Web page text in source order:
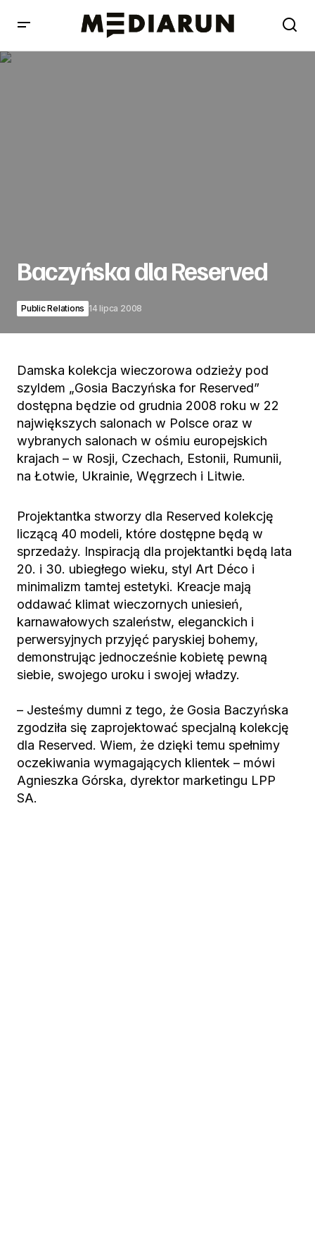
Baczyńska dla Reserved
Public Relations 14 lipca 2008
Damska kolekcja wieczorowa odzieży pod
szyldem „Gosia Baczyńska for Reserved”
dostępna będzie od grudnia 2008 roku w 22
największych salonach w Polsce oraz w
wybranych salonach w ośmiu europejskich
krajach – w Rosji, Czechach, Estonii, Rumunii,
na Łotwie, Ukrainie, Węgrzech i Litwie.
Projektantka stworzy dla Reserved kolekcję
liczącą 40 modeli, które dostępne będą w
sprzedaży. Inspiracją dla projektantki będą lata
20. i 30. ubiegłego wieku, styl Art Déco i
minimalizm tamtej estetyki. Kreacje mają
oddawać klimat wieczornych uniesień,
karnawałowych szaleństw, eleganckich i
perwersyjnych przyjęć paryskiej bohemy,
demonstrując jednocześnie kobietę pewną
siebie, swojego uroku i swojej władzy.
– Jesteśmy dumni z tego, że Gosia Baczyńska
zgodziła się zaprojektować specjalną kolekcję
dla Reserved. Wiem, że dzięki temu spełnimy
oczekiwania wymagających klientek – mówi
Agnieszka Górska, dyrektor marketingu LPP
SA.